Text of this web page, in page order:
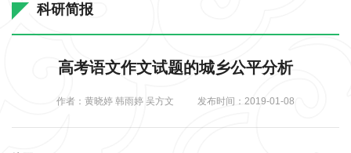
科研简报
高考语文作文试题的城乡公平分析
作者：黄晓婷 韩雨婷 吴方文 发布时间：2019-01-08